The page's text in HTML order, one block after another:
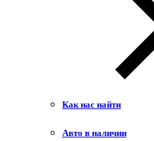
Как нас найти
Авто в наличии